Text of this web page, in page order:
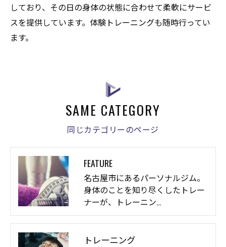
しており、その日の身体の状態に合わせて柔軟にサービ
スを提供しています。体験トレーニングも随時行ってい
ます。
同じカテゴリーのページ
SAME CATEGORY
FEATURE
名古屋市にあるパーソナルジム。
身体のことを知り尽くしたトレー
ナーが、トレーニン…
トレーニング